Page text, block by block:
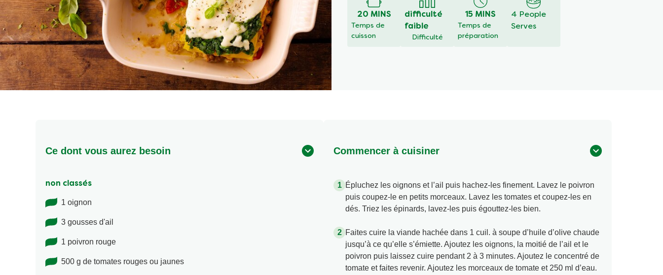
20 MINS
Temps de
cuisson
difficulté
faible
Difficulté
15 MINS
Temps de
préparation
4 People
Serves
Ce dont vous aurez besoin
non classés
1 oignon
3 gousses d'ail
1 poivron rouge
500 g de tomates rouges ou jaunes
Commencer à cuisiner
Épluchez les oignons et l’ail puis hachez-les finement. Lavez le poivron
puis coupez-le en petits morceaux. Lavez les tomates et coupez-les en
dés. Triez les épinards, lavez-les puis égouttez-les bien.
Faites cuire la viande hachée dans 1 cuil. à soupe d’huile d’olive chaude
jusqu’à ce qu’elle s’émiette. Ajoutez les oignons, la moitié de l’ail et le
poivron puis laissez cuire pendant 2 à 3 minutes. Ajoutez le concentré de
tomate et faites revenir. Ajoutez les morceaux de tomate et 250 ml d’eau.